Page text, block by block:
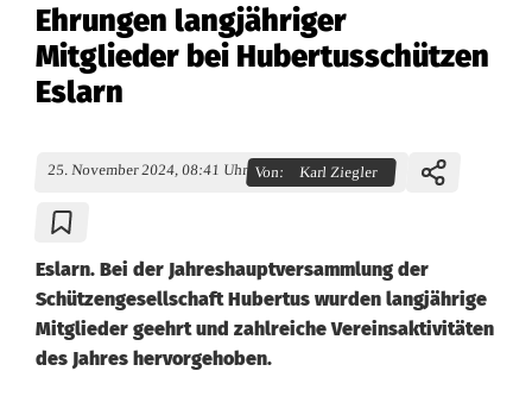
Ehrungen langjähriger
Mitglieder bei Hubertusschützen
Eslarn
25. November 2024, 08:41 Uhr Von: Karl Ziegler
Eslarn. Bei der Jahreshauptversammlung der
Schützengesellschaft Hubertus wurden langjährige
Mitglieder geehrt und zahlreiche Vereinsaktivitäten
des Jahres hervorgehoben.